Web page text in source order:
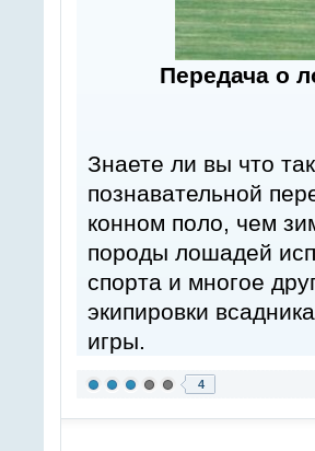
Передача о
Знаете ли вы что
познавательной
конном поло, чем
породы лошадей
спорта и многое
экипировки
игры.
4